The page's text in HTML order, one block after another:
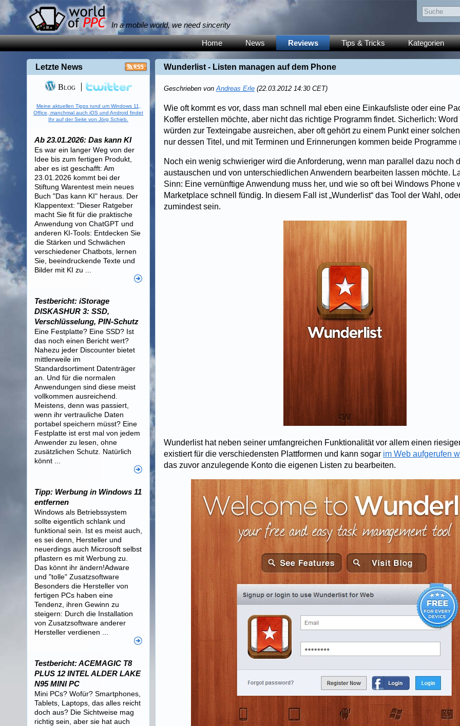
In a mobile world, we need sincerity
Home News Reviews Tips & Tricks Kategorien
Wunderlist - Listen managen auf dem Phone
Geschrieben vonAndreas Erle (22.03.2012 14:30 CET)
Wie oft kommt es vor, dass man schnell mal eben eine Einkaufsliste oder eine
Koffer erstellen möchte, aber nicht das richtige Programm findet. Sicherlich:
würden zur Texteingabe ausreichen, aber oft gehört zu einem Punkt einer
nur dessen Titel, und mit Terminen und Erinnerungen kommen beide Programme
Noch ein wenig schwieriger wird die Anforderung, wenn man parallel dazu noch
austauschen und von unterschiedlichen Anwendern bearbeiten lassen möchte.
Sinn: Eine vernünftige Anwendung muss her, und wie so oft bei Windows Phone
Marketplace schnell fündig. In diesem Fall ist „Wunderlist“ das Tool der Wahl,
zumindest sein.
Wunderlist hat neben seiner umfangreichen Funktionalität vor allem einen
existiert für die verschiedensten Plattformen und kann sogar im Web aufgerufen
das zuvor anzulegende Konto die eigenen Listen zu bearbeiten.
Letzte News
Blog
Meine aktuellen Tipps rund um Windows 11,
Office, manchmal auch iOS und Android findet
Ihr auf der Seite von Jörg Schieb.
Ab 23.01.2026: Das kann KI
Es war ein langer Weg von der
Idee bis zum fertigen Produkt,
aber es ist geschafft: Am
23.01.2026 kommt bei der
Stiftung Warentest mein neues
Buch "Das kann KI" heraus. Der
Klappentext: "Dieser Ratgeber
macht Sie fit für die praktische
Anwendung von ChatGPT und
anderen KI-Tools: Entdecken Sie
die Stärken und Schwächen
verschiedener Chatbots, lernen
Sie, beeindruckende Texte und
Bilder mit KI zu ...
Testbericht: iStorage
DISKASHUR 3: SSD,
Verschlüsselung, PIN-Schutz
Eine Festplatte? Eine SSD? Ist
das noch einen Bericht wert?
Nahezu jeder Discounter bietet
mittlerweile im
Standardsortiment Datenträger
an. Und für die normalen
Anwendungen sind diese meist
vollkommen ausreichend.
Meistens, denn was passiert,
wenn ihr vertrauliche Daten
portabel speichern müsst? Eine
Festplatte ist erst mal von jedem
Anwender zu lesen, ohne
zusätzlichen Schutz. Natürlich
könnt ...
Tipp: Werbung in Windows 11
entfernen
Windows als Betriebssystem
sollte eigentlich schlank und
funktional sein. Ist es meist auch,
es sei denn, Hersteller und
neuerdings auch Microsoft selbst
pflastern es mit Werbung zu.
Das könnt ihr ändern!Adware
und "tolle" Zusatzsoftware
Besonders die Hersteller von
fertigen PCs haben eine
Tendenz, ihren Gewinn zu
steigern: Durch die Installation
von Zusatzsoftware anderer
Hersteller verdienen ...
Testbericht: ACEMAGIC T8
PLUS 12 INTEL ALDER LAKE
N95 MINI PC
Mini PCs? Wofür? Smartphones,
Tablets, Laptops, das alles reicht
doch aus? Die Sichtweise mag
richtig sein, aber sie hat auch